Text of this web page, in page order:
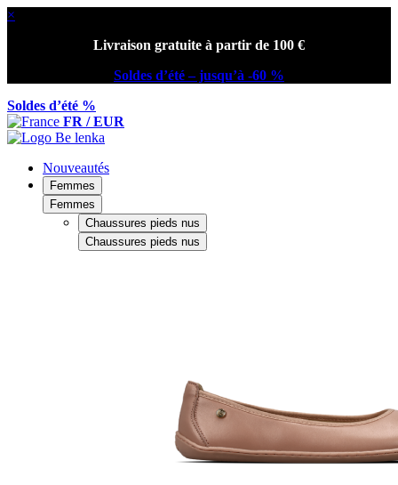
×
Livraison gratuite à partir de 100 €
Soldes d’été – jusqu’à -60 %
Soldes d’été %
FR / EUR
Nouveautés
Femmes
Femmes
Chaussures pieds nus
Chaussures pieds nus